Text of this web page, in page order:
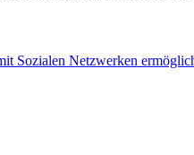
Sozialen Netzwerken